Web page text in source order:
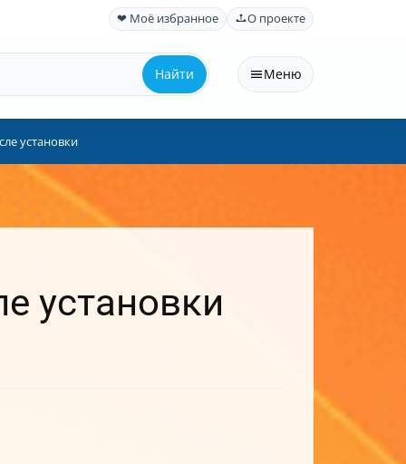
❤ Моё избранное О проекте
Найти Меню
установки
установки